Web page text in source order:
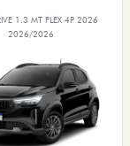
1.3 MT FLEX 4P 2026
2026/2026